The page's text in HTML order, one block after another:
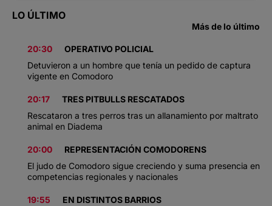
LO ÚLTIMO
Más de lo último
20:30
OPERATIVO POLICIAL
Detuvieron a un hombre que tenía un pedido de captura
vigente en Comodoro
20:17
TRES PITBULLS RESCATADOS
Rescataron a tres perros tras un allanamiento por maltrato
animal en Diadema
20:00
REPRESENTACIÓN COMODORENS
El judo de Comodoro sigue creciendo y suma presencia en
competencias regionales y nacionales
19:55
EN DISTINTOS BARRIOS